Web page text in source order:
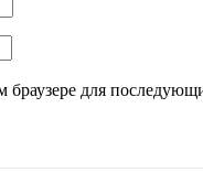
браузере для